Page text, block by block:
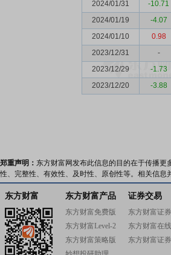
2024/01/31
-10.71
2024/01/19
-4.07
2024/01/10
0.98
2023/12/31
-
2023/12/29
-1.73
2023/12/20
-3.88
郑重声明： 东方财富网发布此信息的目的在于传播
性、完整性、有效性、及时性、原创性等。相关信
东方财富 东方财富产品
东方财富免费版
东方财富Level-2
东方财富策略版
证券交易
东方财富证
东方财富在
东方财富证